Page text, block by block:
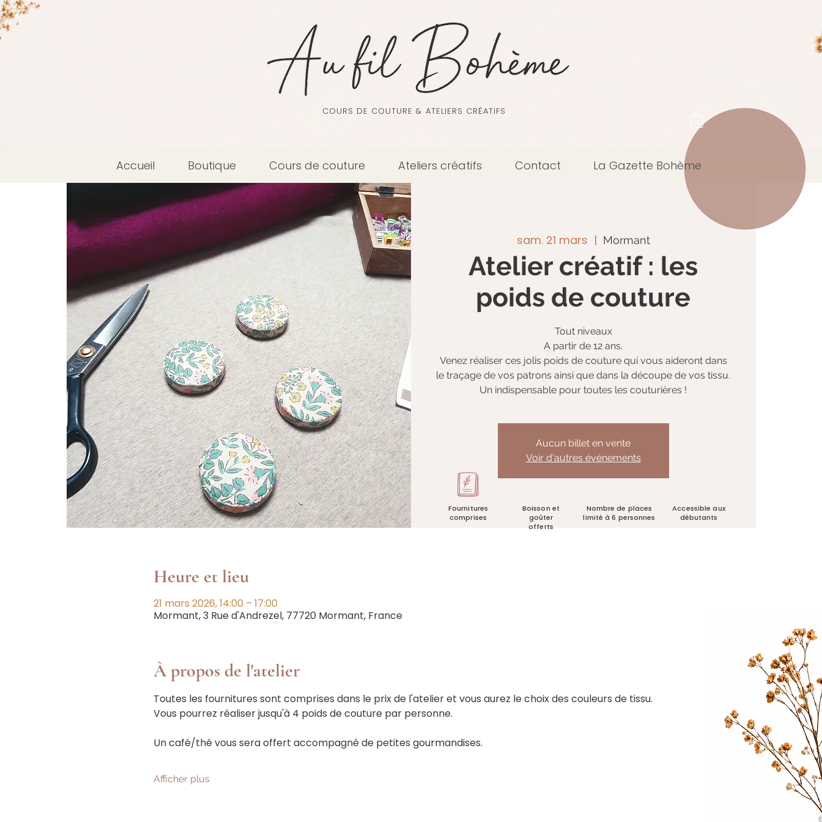
COURS DE COUTURE & ATELIERS CRÉATIFS
Accueil Boutique Cours de couture Ateliers créatifs Contact La Gazette Bohème
sam. 21 mars
  |
Mormant
Atelier créatif : les
poids de couture
Tout niveaux
A partir de 12 ans.
Venez réaliser ces jolis poids de couture qui vous aideront dans
le traçage de vos patrons ainsi que dans la découpe de vos tissu.
Un indispensable pour toutes les couturières !
Aucun billet en vente
Voir d'autres événements
Heure et lieu
21 mars 2026, 14:00 – 17:00
Mormant, 3 Rue d'Andrezel, 77720 Mormant, France
À propos de l'atelier
Toutes les fournitures sont comprises dans le prix de l'atelier et vous aurez le choix des couleurs de tissu.
Vous pourrez réaliser jusqu'à 4 poids de couture par personne.
Un café/thé vous sera offert accompagné de petites gourmandises.
Afficher plus
Fournitures
comprises
Boisson et
goûter
offerts
Nombre de places
limité à 6 personnes
Accessible aux
débutants